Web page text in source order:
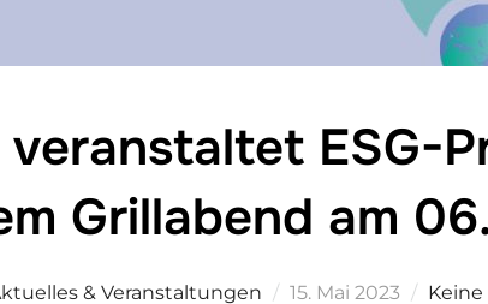
ESG-
Grillabend am
& Veranstaltungen
Veröffentlicht
15. Mai 2023